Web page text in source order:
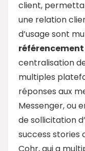
client,
une relation
d’usage sont
centralisation
multiples
réponses aux
Messenger, ou
de sollicitation
success stories